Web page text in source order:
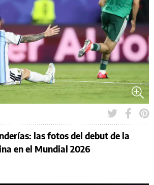
las fotos del debut de la
en el Mundial 2026